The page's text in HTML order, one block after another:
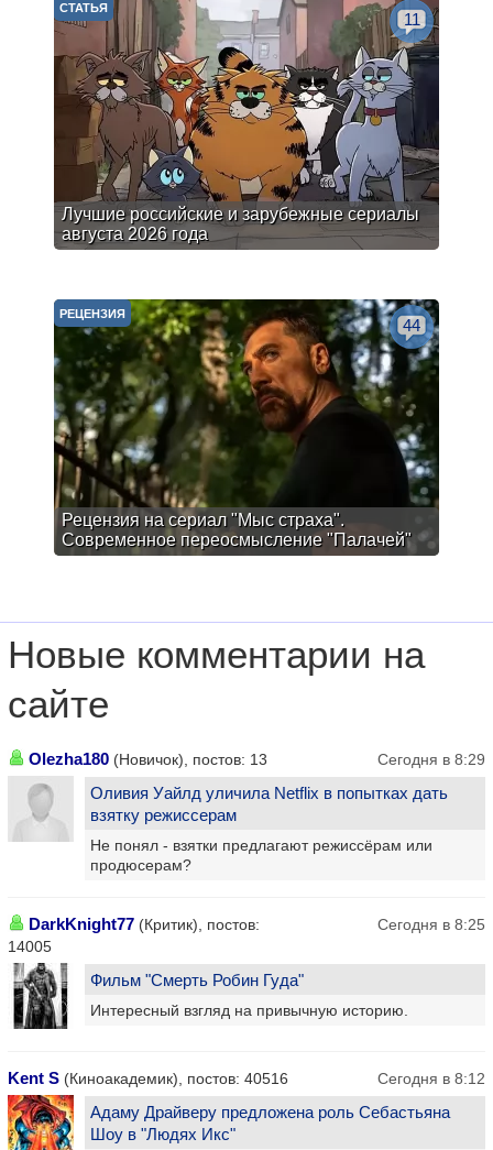
Лучшие российские и зарубежные сериалы
августа 2026 года
СТАТЬЯ
11
Рецензия на сериал "Мыс страха".
Современное переосмысление "Палачей"
РЕЦЕНЗИЯ
44
Новые комментарии на
сайте
Olezha180 (Новичок), постов: 13 Сегодня в 8:29
Оливия Уайлд уличила Netflix в попытках дать
взятку режиссерам
Не понял - взятки предлагают режиссёрам или
продюсерам?
DarkKnight77 (Критик), постов:
14005
Сегодня в 8:25
Фильм "Смерть Робин Гуда"
Интересный взгляд на привычную историю.
Kent S (Киноакадемик), постов: 40516 Сегодня в 8:12
Адаму Драйверу предложена роль Себастьяна
Шоу в "Людях Икс"